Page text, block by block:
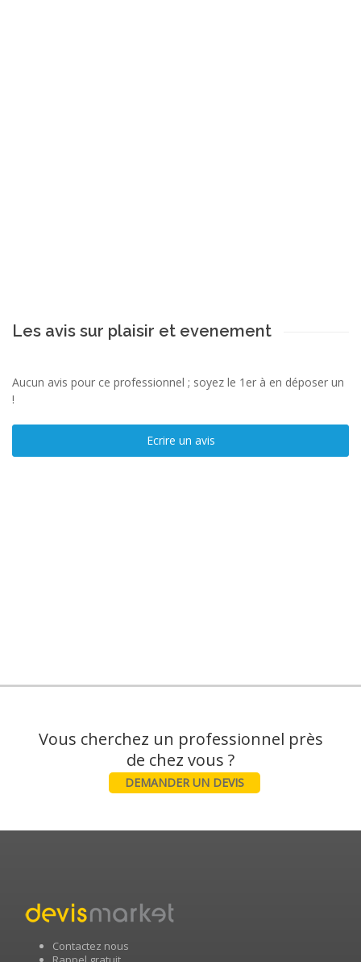
Les avis sur plaisir et evenement
Aucun avis pour ce professionnel ; soyez le 1er à en déposer un
!
Ecrire un avis
Vous cherchez un professionnel près
DEMANDER UN DEVIS
Contactez nous